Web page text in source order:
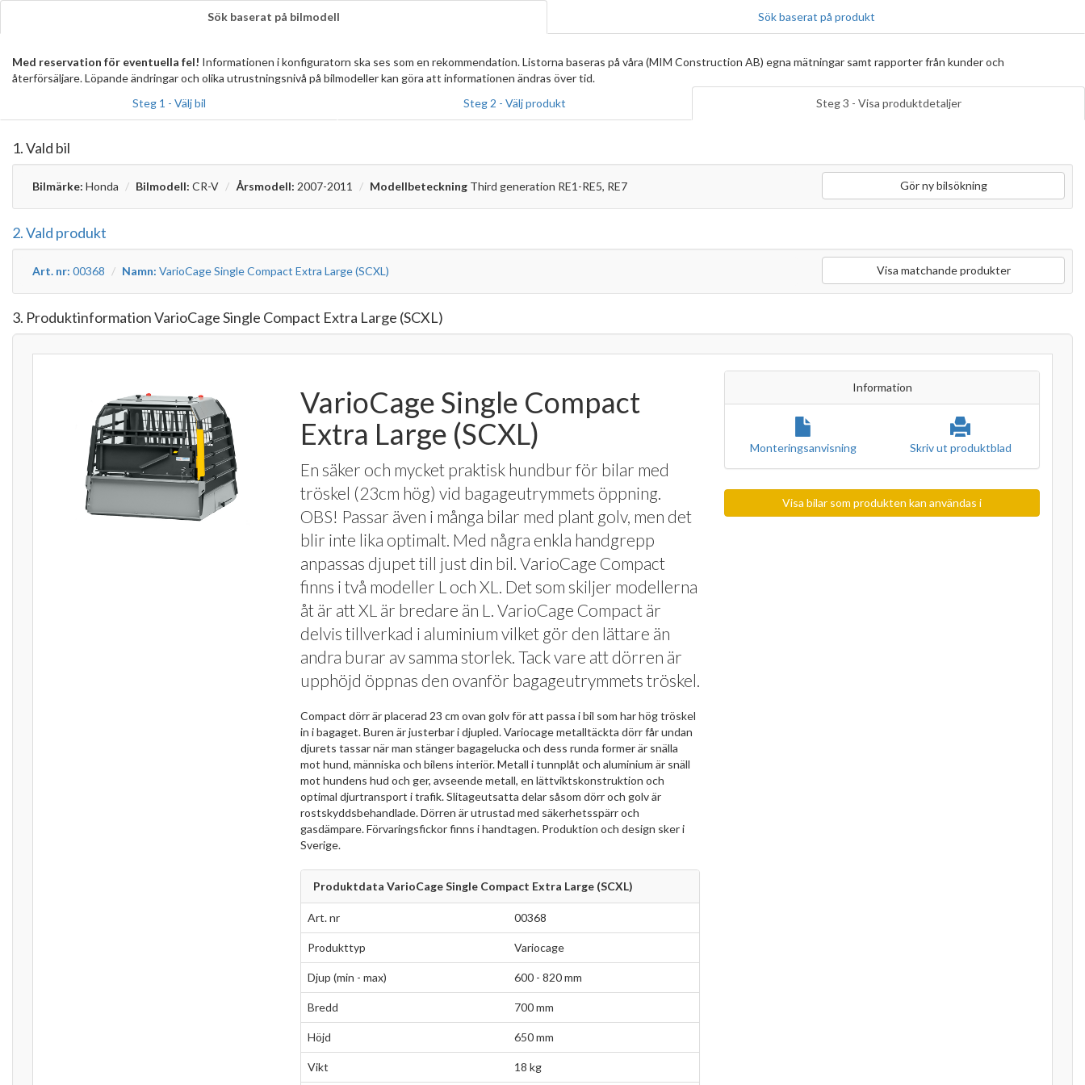
Sök baserat på bilmodell Sök baserat på produkt
Med reservation för eventuella fel! Informationen i konfiguratorn ska ses som en rekommendation. Listorna baseras på våra (MIM Construction AB) egna mätningar samt rapporter från kunder och
återförsäljare. Löpande ändringar och olika utrustningsnivå på bilmodeller kan göra att informationen ändras över tid.
Steg 1 - Välj bil
Steg 2 - Välj produkt Steg 3 - Visa produktdetaljer
1. Vald bil
Bilmärke: Honda Bilmodell: CR-V Årsmodell: 2007-2011 Modellbeteckning Third generation RE1-RE5, RE7 Gör ny bilsökning
2. Vald produkt
Art. nr: 00368 Namn: VarioCage Single Compact Extra Large (SCXL) Visa matchande produkter
3. Produktinformation VarioCage Single Compact Extra Large (SCXL)
VarioCage Single Compact
Extra Large (SCXL)
En säker och mycket praktisk hundbur för bilar med
tröskel (23cm hög) vid bagageutrymmets öppning.
OBS! Passar även i många bilar med plant golv, men det
blir inte lika optimalt. Med några enkla handgrepp
anpassas djupet till just din bil. VarioCage Compact
finns i två modeller L och XL. Det som skiljer modellerna
åt är att XL är bredare än L. VarioCage Compact är
delvis tillverkad i aluminium vilket gör den lättare än
andra burar av samma storlek. Tack vare att dörren är
upphöjd öppnas den ovanför bagageutrymmets tröskel.
Compact dörr är placerad 23 cm ovan golv för att passa i bil som har hög tröskel
in i bagaget. Buren är justerbar i djupled. Variocage metalltäckta dörr får undan
djurets tassar när man stänger bagagelucka och dess runda former är snälla
mot hund, människa och bilens interiör. Metall i tunnplåt och aluminium är snäll
mot hundens hud och ger, avseende metall, en lättviktskonstruktion och
optimal djurtransport i trafik. Slitageutsatta delar såsom dörr och golv är
rostskyddsbehandlade. Dörren är utrustad med säkerhetsspärr och
gasdämpare. Förvaringsfickor finns i handtagen. Produktion och design sker i
Sverige.
Produktdata VarioCage Single Compact Extra Large (SCXL)
Art. nr 00368
Produkttyp Variocage
Djup (min - max) 600 - 820 mm
Bredd 700 mm
Höjd 650 mm
Vikt 18 kg
Information
Monteringsanvisning Skriv ut produktblad
Visa bilar som produkten kan användas i